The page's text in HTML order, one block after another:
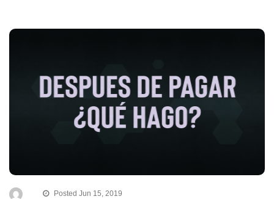
Posted Jun 15, 2019